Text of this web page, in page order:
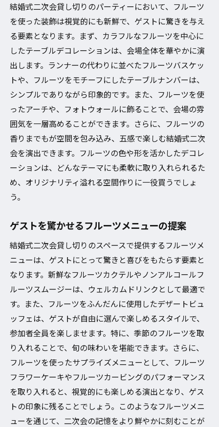
視覚的にも楽しめるフルーツディスプレイ
フルーツカクテルで大人の雰囲気を演出
季節のフルーツを活かしたメニュー紹介
フルーツを使ったサプライズ演出
健康志向のゲストにも嬉しいフルーツメニ
ュー
フルーツがもたらす華やかな雰囲気
結婚式二次会を華やかに！大阪市での貸し切り
フルーツパーティーのメリット
貸し切りで叶えるプライベートパーティー
の魅力
フルーツテーマで差別化するアイデア
気軽に楽しめるフルーツビュッフェ
フルーツがもたらすリラックス効果
大阪市で結婚式二次会を貸し切り！フルーツが
彩る特別なひととき
フルーツをテーマにした音楽と照明の演出
貸し切り空間だから可能なサプライズ企画
フルーツを取り入れた特別な演出とは
大阪市内のおすすめ貸し切りスペース
フルーツを活用した季節感の演出
ゲストに喜ばれるお土産アイデア
大阪市でフルーツを主役にした結婚式二次会貸
し切りの楽しみ方
結婚式二次会貸し切りのパーティーにおいて、フルーツ
を使った装飾は視覚的にも新鮮で、ゲストに驚きを与え
る要素となります。まず、カラフルなフルーツを中心に
したテーブルデコレーションは、会場全体を華やかに演
出します。ランナーの代わりに並べたフルーツバスケッ
トや、フルーツをモチーフにしたテーブルナンバーは、
シンプルでありながら印象的です。また、フルーツを使
ったアーチや、フォトウォールに飾ることで、会場の雰
囲気を一層高めることができます。さらに、フルーツの
香りまでもが空間を包み込み、五感で楽しむ結婚式二次
会を演出できます。フルーツの色や形を活かしたデコレ
ーションは、どんなテーマにも柔軟に取り入れられるた
め、オリジナリティ溢れる空間作りに一役買うでしょ
う。
ゲストを驚かせるフルーツメニューの提案
結婚式二次会貸し切りのスペースで提供するフルーツメ
ニューは、ゲストにとって驚きと喜びをもたらす要素と
なります。新鮮なフルーツカクテルやノンアルコールフ
ルーツスムージーは、ウェルカムドリンクとして最適で
す。また、フルーツをふんだんに使用したデザートビュ
ッフェは、ゲストが自由に選んで楽しめるスタイルで、
参加者全員を楽しませます。特に、季節のフルーツを取
り入れることで、旬の味わいを堪能できます。さらに、
フルーツを使ったサプライズメニューとして、フルーツ
フラワーケーキやフルーツカービングのパフォーマンス
を取り入れると、視覚的にも楽しめる演出となり、ゲス
トの印象に残ることでしょう。このようなフルーツメニ
ューを通じて、二次会の記憶をより鮮やかに刻むことが